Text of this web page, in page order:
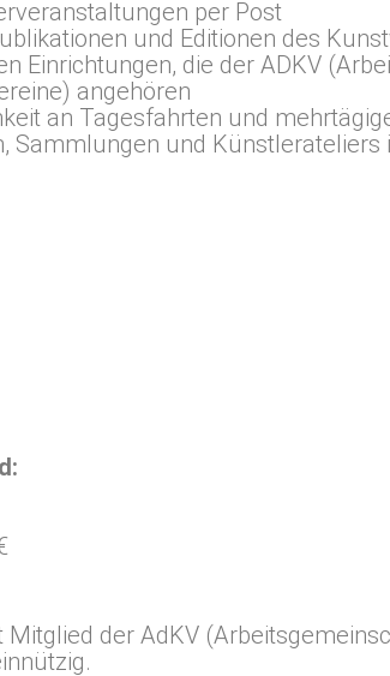
per Post
und Editionen des
Einrichtungen, die der ADKV
angehören
an Tagesfahrten und
Sammlungen und Künstlerateliers
Mitglied der AdKV